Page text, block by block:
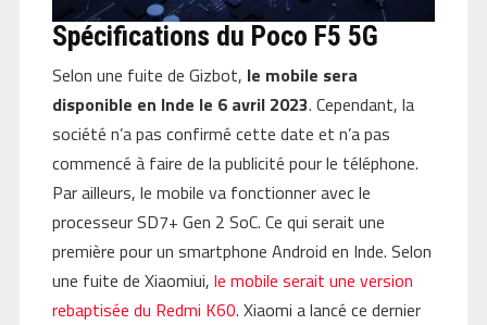
Spécifications du Poco F5 5G
Selon une fuite de Gizbot, le mobile sera
disponible en Inde le 6 avril 2023. Cependant, la
société n’a pas confirmé cette date et n’a pas
commencé à faire de la publicité pour le téléphone.
Par ailleurs, le mobile va fonctionner avec le
processeur SD7+ Gen 2 SoC. Ce qui serait une
première pour un smartphone Android en Inde. Selon
une fuite de Xiaomiui, le mobile serait une version
rebaptisée du Redmi K60. Xiaomi a lancé ce dernier